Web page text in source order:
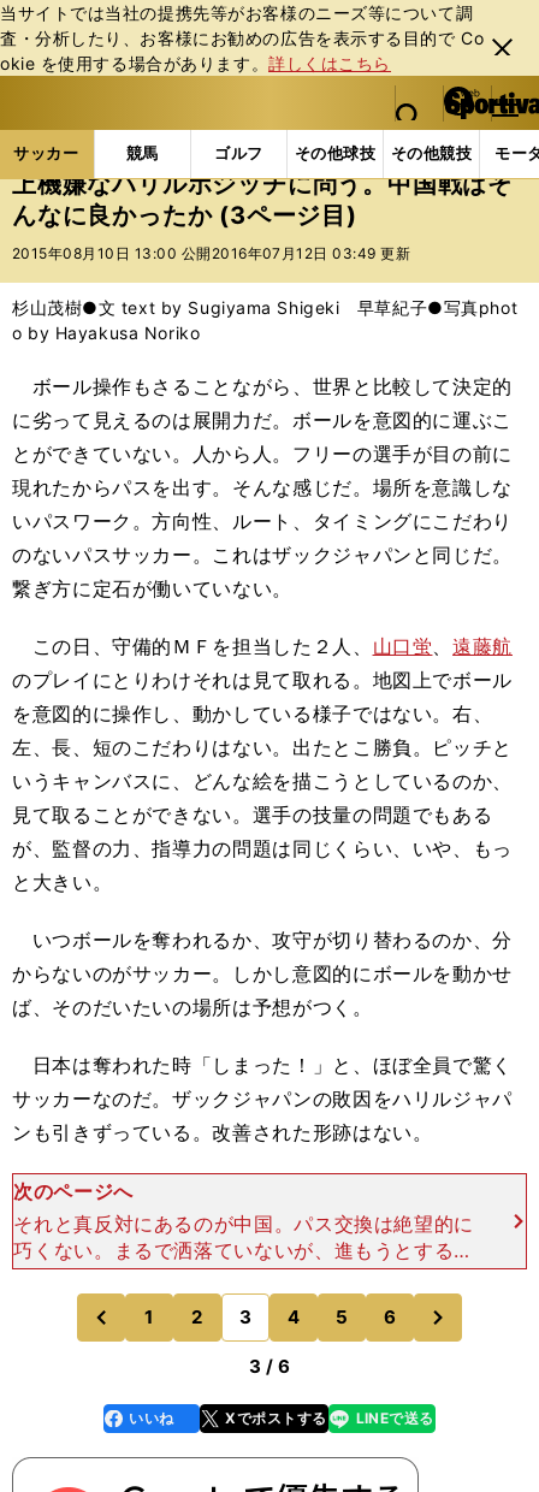
当サイトでは当社の提携先等がお客様のニーズ等について調
査・分析したり、お客様にお勧めの広告を表⽰する⽬的で Co
okie を使⽤する場合があります。詳しくはこちら
閉じ
る
web Sportiva (webスポルティーバ)
検索
マイペ
ー
ジ
メニュ
サッカー 競馬 ゴルフ その他球技 その他競技 モー
ス
ポ
ル
バ
サッカーの記事一覧 サッカー代表 日本代表 上
上機嫌なハリルホジッチに問う。中国戦はそ
んなに良かったか (3ページ目)
2015年08月10日 13:00 公開 2016年07月12日 03:49 更新
杉山茂樹●文 text by Sugiyama Shigeki 早草紀子●写真phot
o by Hayakusa Noriko
ボール操作もさることながら、世界と比較して決定的
に劣って見えるのは展開力だ。ボールを意図的に運ぶこ
とができていない。人から人。フリーの選手が目の前に
現れたからパスを出す。そんな感じだ。場所を意識しな
いパスワーク。方向性、ルート、タイミングにこだわり
のないパスサッカー。これはザックジャパンと同じだ。
繋ぎ方に定石が働いていない。
この日、守備的ＭＦを担当した２人、 山口蛍、遠藤航
のプレイにとりわけそれは見て取れる。地図上でボール
を意図的に操作し、動かしている様子ではない。右、
左、長、短のこだわりはない。出たとこ勝負。ピッチと
いうキャンバスに、どんな絵を描こうとしているのか、
見て取ることができない。選手の技量の問題でもある
が、監督の力、指導力の問題は同じくらい、いや、もっ
と大きい。
いつボールを奪われるか、攻守が切り替わるのか、分
からないのがサッカー。しかし意図的にボールを動かせ
ば、そのだいたいの場所は予想がつく。
日本は奪われた時「しまった！」と、ほぼ全員で驚く
サッカーなのだ。ザックジャパンの敗因をハリルジャパ
ンも引きずっている。改善された形跡はない。
次のページへ
それと真反対にあるのが中国。パス交換は絶望的に
巧くない。まるで洒落ていないが、進もうとする方
向はいい。空いているスペース、日本が嫌がる方向
に、運んでいく。 だから意外な奪われ方をしな
い。何十回と日
前
のページへ
1 2 3 4 5 6
のページへ
3 / 6
faceboo
k
いいね Xでポストする
line LINEで送る